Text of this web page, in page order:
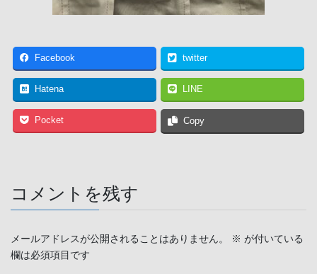
Facebook twitter
Hatena LINE
Pocket Copy
コメントを残す
メールアドレスが公開されることはありません。 ※ が付いている
欄は必須項目です